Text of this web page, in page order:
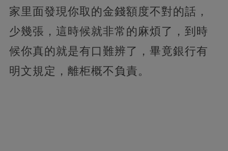
家里面發現你取的金錢額度不對的話，
少幾張，這時候就非常的麻煩了，到時
候你真的就是有口難辨了，畢竟銀行有
明文規定，離柜概不負責。